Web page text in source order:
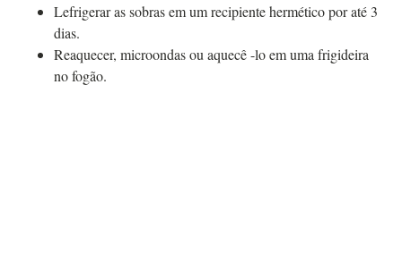
Lefrigerar as sobras em um recipiente hermético por até 3
dias.
Reaquecer, microondas ou aquecê -lo em uma frigideira
no fogão.